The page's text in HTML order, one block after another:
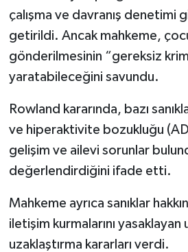
çalışma ve davranış denetimi
getirildi. Ancak mahkeme,
gönderilmesinin “gereksiz
yaratabileceğini savundu.
Rowland kararında, bazı
ve hiperaktivite bozukluğu
gelişim ve ailevi sorunlar
değerlendirdiğini ifade etti.
Mahkeme ayrıca sanıklar
iletişim kurmalarını yasaklayan
uzaklaştırma kararları verdi.